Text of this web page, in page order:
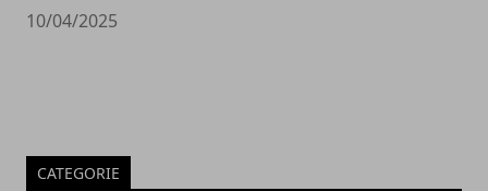
10/04/2025
CATEGORIE